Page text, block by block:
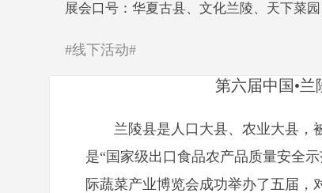
展会口号：华夏古县、文化兰陵、天下菜
#线下活动#
第六届中国•
兰陵县是人口大县、农业大县，
是“国家级出口食品农产品质量安全
际蔬菜产业博览会成功举办了五届